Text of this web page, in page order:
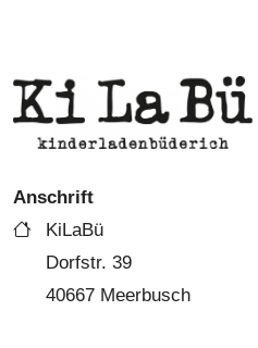
Anschrift
KiLaBü
Dorfstr. 39
40667 Meerbusch